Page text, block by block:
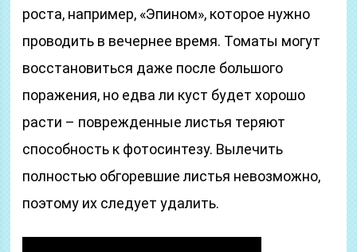
роста, например, «Эпином», которое нужно
проводить в вечернее время. Томаты могут
восстановиться даже после большого
поражения, но едва ли куст будет хорошо
расти – поврежденные листья теряют
способность к фотосинтезу. Вылечить
полностью обгоревшие листья невозможно,
поэтому их следует удалить.